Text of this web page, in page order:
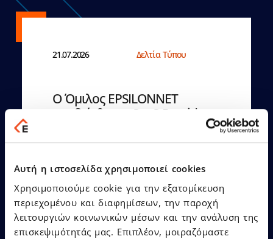
Αυτή η ιστοσελίδα χρησιμοποιεί cookies
Χρησιμοποιούμε cookie για την εξατομίκευση
περιεχομένου και διαφημίσεων, την παροχή
λειτουργιών κοινωνικών μέσων και την ανάλυση της
επισκεψιμότητάς μας. Επιπλέον, μοιραζόμαστε
21.07.2026 Δελτία Τύπου
Ο Όμιλος EPSILONNET
αναδείχθηκε «SaaS Provider
συνολικά 12 βραβεία στα